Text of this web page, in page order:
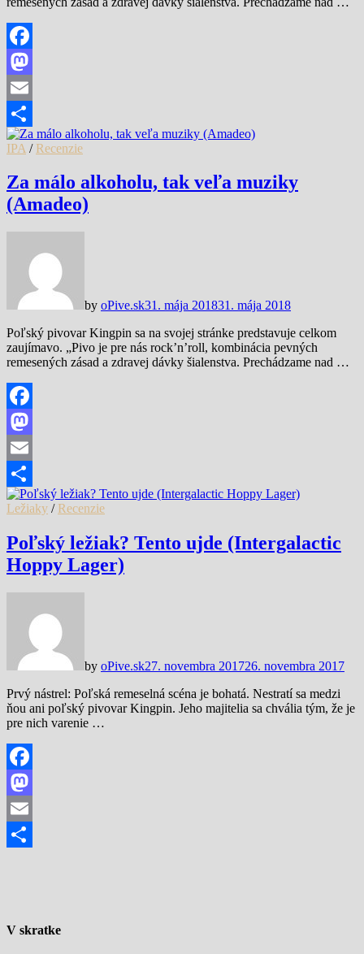
Facebook
Mastodon
Email
Share
IPA / Recenzie
Za málo alkoholu, tak veľa muziky
(Amadeo)
by oPive.sk31. mája 201831. mája 2018
Poľský pivovar Kingpin sa na svojej stránke predstavuje celkom
zaujímavo. „Pivo je pre nás rock’n’roll, kombinácia pevných
remesených zásad a zdravej dávky šialenstva. Prechádzame nad …
Facebook
Mastodon
Email
Share
Ležiaky / Recenzie
Poľský ležiak? Tento ujde (Intergalactic
Hoppy Lager)
by oPive.sk27. novembra 201726. novembra 2017
Prvý nástrel: Poľská remeselná scéna je bohatá. Nestratí sa medzi
ňou ani poľský pivovar Kingpin. Jeho majitelia sa chvália tým, že je
pre nich varenie …
Facebook
Mastodon
Email
V skratke